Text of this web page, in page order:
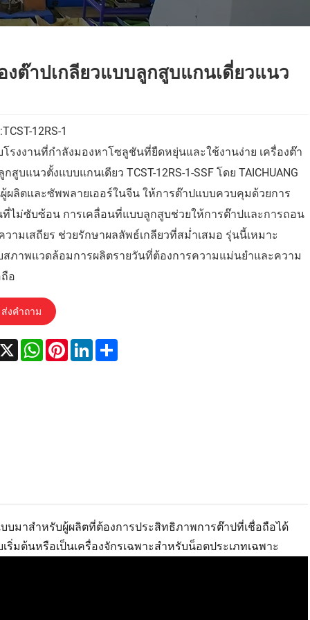
งต๊าปเกลียวแบบลูกสูบแกนเดี่ยวแนว
12RS-1
โรงงานที่กำลังมองหาโซลูชันที่ยืดหยุ่นและใช้งานง่าย เครื่องต๊า
สูบแนวตั้งแบบแกนเดียว TCST-12RS-1-SSF โดย TAICHUANG
ผลิตและซัพพลายเออร์ในจีน ให้การต๊าปแบบควบคุมด้วยการ
ที่ไม่ซับซ้อน การเคลื่อนที่แบบลูกสูบช่วยให้การต๊าปและการถอน
วามเสถียร ช่วยรักษาผลลัพธ์เกลียวที่สม่ำเสมอ รุ่นนี้เหมาะ
สภาพแวดล้อมการผลิตรายวันที่ต้องการความแม่นยำและความ
อ
ส่งคำถาม
X WhatsApp
PinterestLinkedInShare
บบมาสำหรับผู้ผลิตที่ต้องการประสิทธิภาพการต๊าปที่เชื่อถือได้
ต้นหรือเป็นเครื่องจักรเฉพาะสำหรับน็อตประเภทเฉพาะ